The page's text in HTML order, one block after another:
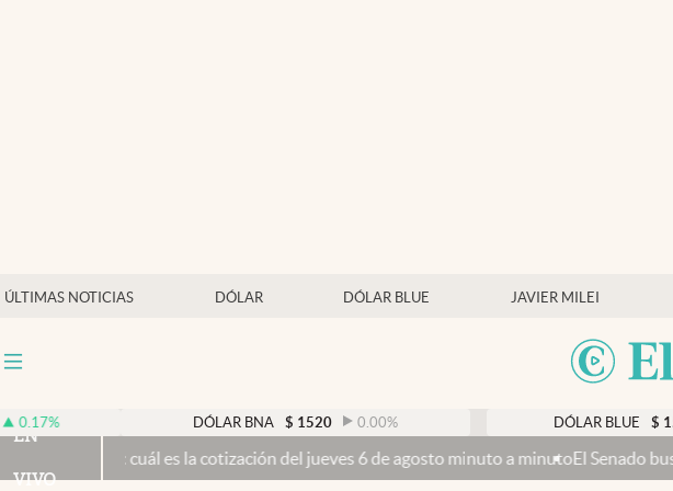
ÚLTIMAS NOTICIAS DÓLAR DÓLAR BLUE JAVIER MILEI
Mercados Online
Otras secciones $ 1520 0.00% $ 1530 -0.65
EN
VIVO
es la cotización del jueves 6 de agosto minuto a minutoEl Senado busca aprobar la